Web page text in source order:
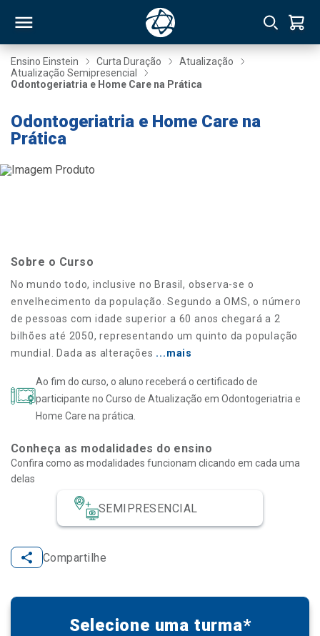
Ensino Einstein Curta Duração
Atualização
Atualização Semipresencial
Odontogeriatria e Home Care na Prática
Odontogeriatria e Home Care na
Prática
Sobre o Curso
No mundo todo, inclusive no Brasil, observa-se o
envelhecimento da população. Segundo a OMS, o número
de pessoas com idade superior a 60 anos chegará a 2
bilhões até 2050, representando um quinto da população
mundial. Dada as alterações ...mais
Ao fim do curso, o aluno receberá o certificado de
participante no Curso de Atualização em Odontogeriatria e
Home Care na prática.
Conheça as modalidades do ensino
SEMIPRESENCIAL
Confira como as modalidades funcionam clicando em cada uma
delas
Compartilhe
Selecione uma turma*